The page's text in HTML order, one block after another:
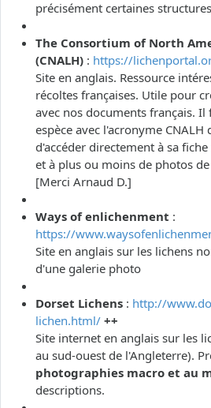
précisément certaines
The Consortium of North
(CNALH) : https://
Site en anglais. Ressource
récoltes françaises. Utile pour
avec nos documents français.
espèce avec l'acronyme
d'accéder directement à sa
et à plus ou moins de photos
[Merci Arnaud D.]
Ways of enlichenment :
https://
Site en anglais sur les lichens
d'une galerie photo
Dorset Lichens : http://
lichen.html/ ++
Site internet en anglais sur les
au sud-ouest de l'Angleterre).
photographies macro et au
descriptions.